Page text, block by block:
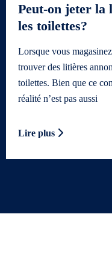
Peut-on jeter la
les toilettes?
Lorsque vous
trouver des litières
toilettes. Bien que ce
réalité n’est pas aussi
Lire plus